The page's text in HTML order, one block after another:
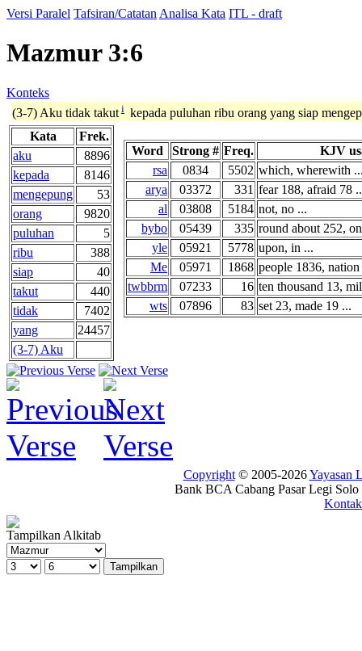
Versi Paralel Tafsiran/Catatan Analisa Kata ITL - draft
Mazmur 3:6
Konteks
(3-7) Aku tidak takut i kepada puluhan ribu orang yang siap
Kata
Frek.
aku
8896
kepada
8146
mengepung
53
orang
9820
puluhan
5
ribu
388
siap
40
takut
440
tidak
7402
yang
24457
(3-7) Aku
Word Strong # Freq.
KJV
rsa
0834 5502 which, wherewith
arya
03372 331 fear 188, afraid 78
al
03808 5184 not, no ...
bybo
05439 335 round about 252,
yle
05921 5778 upon, in ...
Me
05971 1868 people 1836,
twbbrm
07233 16 ten thousand 13,
wts
07896 83 set 23, made 19 ...
Copyright© 2005-2026Yayasan
Bank BCA Cabang Pasar Legi
Kontak
Tampilkan Alkitab